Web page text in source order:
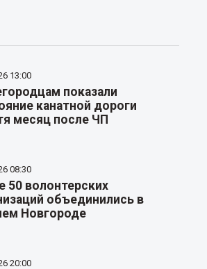
13:00
показали
канатной дороги
месяц после ЧП
08:30
50 волонтерских
объединились в
Новгороде
20:00